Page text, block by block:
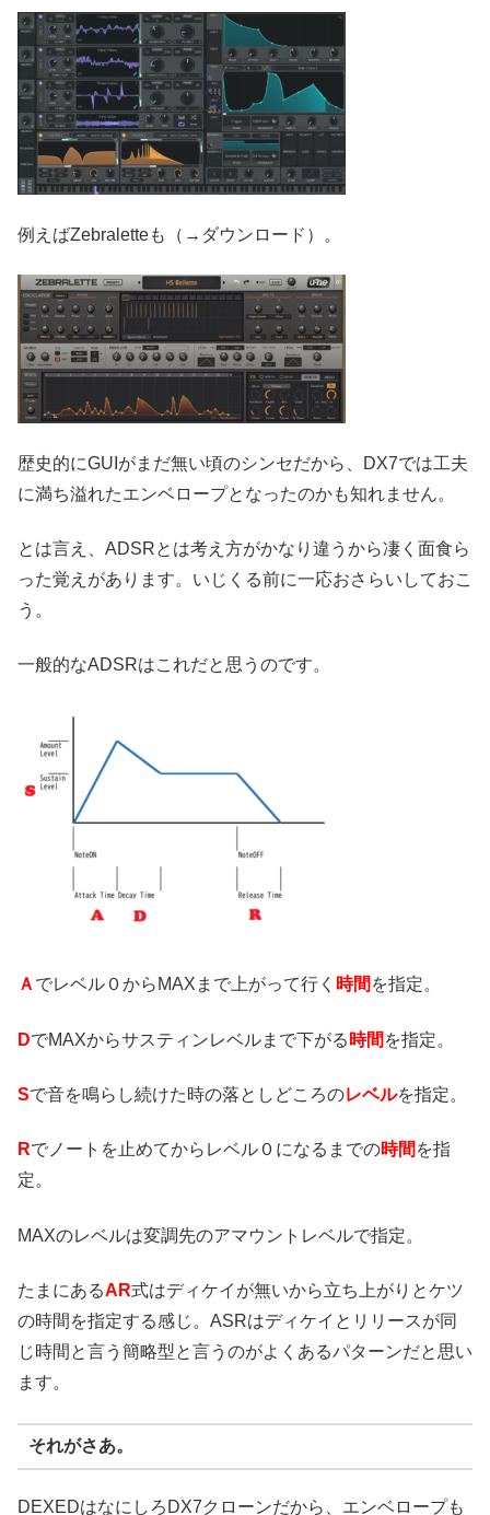
例えばZebraletteも（→ダウンロード）。
歴史的にGUIがまだ無い頃のシンセだから、DX7では工夫
に満ち溢れたエンベロープとなったのかも知れません。
とは言え、ADSRとは考え方がかなり違うから凄く面食ら
った覚えがあります。いじくる前に一応おさらいしておこ
う。
一般的なADSRはこれだと思うのです。
Ａ でレベル０からMAXまで上がって行く 時間 を指定。
DでMAXからサスティンレベルまで下がる 時間 を指定。
Sで音を鳴らし続けた時の落としどころのレベルを指定。
Rでノートを止めてからレベル０になるまでの時間 を指
定。
MAXのレベルは変調先のアマウントレベルで指定。
たまにあるAR式はディケイが無いから立ち上がりとケツ
の時間を指定する感じ。ASRはディケイとリリースが同
じ時間と言う簡略型と言うのがよくあるパターンだと思い
ます。
それがさあ。
DEXEDはなにしろDX7クローンだから、エンベロープも